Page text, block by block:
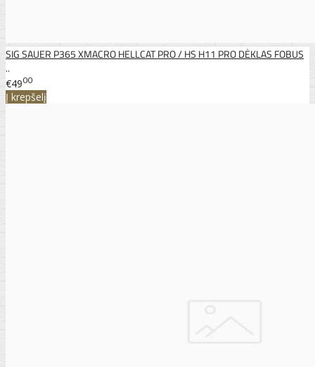
SIG SAUER P365 XMACRO HELLCAT PRO / HS H11 PRO DĖKLAS FOBUS
..
€4900
Į krepšelį